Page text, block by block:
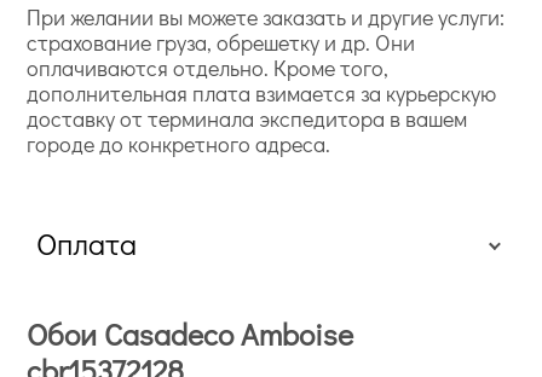
При желании вы можете заказать и другие услуги:
страхование груза, обрешетку и др. Они
оплачиваются отдельно. Кроме того,
дополнительная плата взимается за курьерскую
доставку от терминала экспедитора в вашем
городе до конкретного адреса.
Оплата
Обои Casadeco Amboise